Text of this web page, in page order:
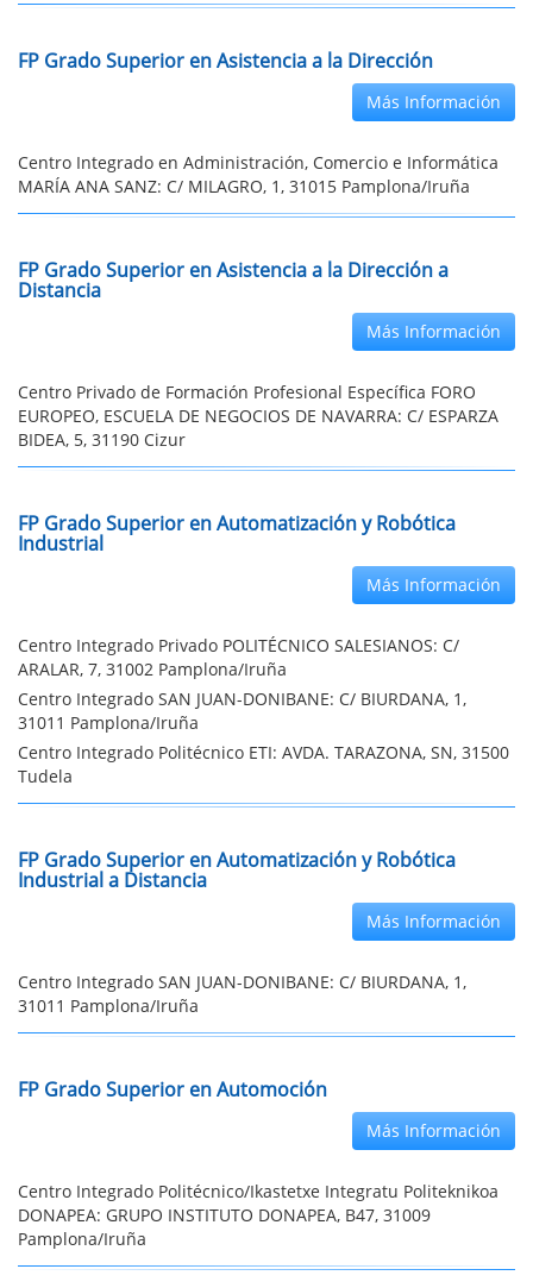
FP Grado Superior en Asistencia a la Dirección
Más Información
Centro Integrado en Administración, Comercio e Informática
MARÍA ANA SANZ: C/ MILAGRO, 1, 31015 Pamplona/Iruña
FP Grado Superior en Asistencia a la Dirección a
Distancia
Más Información
Centro Privado de Formación Profesional Específica FORO
EUROPEO, ESCUELA DE NEGOCIOS DE NAVARRA: C/ ESPARZA
BIDEA, 5, 31190 Cizur
FP Grado Superior en Automatización y Robótica
Industrial
Más Información
Centro Integrado Privado POLITÉCNICO SALESIANOS: C/
ARALAR, 7, 31002 Pamplona/Iruña
Centro Integrado SAN JUAN-DONIBANE: C/ BIURDANA, 1,
31011 Pamplona/Iruña
Centro Integrado Politécnico ETI: AVDA. TARAZONA, SN, 31500
Tudela
FP Grado Superior en Automatización y Robótica
Industrial a Distancia
Más Información
Centro Integrado SAN JUAN-DONIBANE: C/ BIURDANA, 1,
31011 Pamplona/Iruña
FP Grado Superior en Automoción
Más Información
Centro Integrado Politécnico/Ikastetxe Integratu Politeknikoa
DONAPEA: GRUPO INSTITUTO DONAPEA, B47, 31009
Pamplona/Iruña